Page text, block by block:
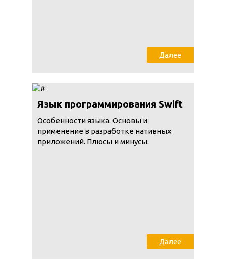
Далее
Язык программирования Swift
Особенности языка. Основы и
применение в разработке нативных
приложений. Плюсы и минусы.
Далее